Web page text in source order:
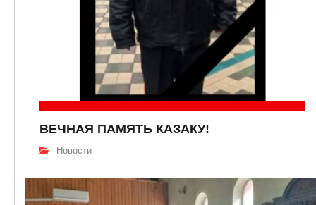
ВЕЧНАЯ ПАМЯТЬ КАЗАКУ!
Новости